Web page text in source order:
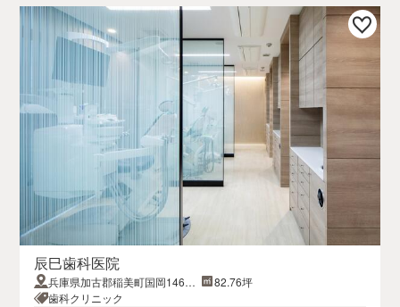
辰巳歯科医院
兵庫県加古郡稲美町国岡1464-
20
82.76坪
歯科クリニック